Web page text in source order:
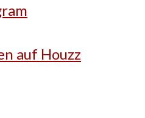
auf Houzz